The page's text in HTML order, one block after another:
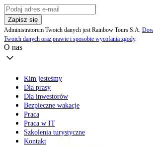
Zapisz się
Administratorem Twoich danych jest Rainbow Tours S.A.
Twoich danych oraz prawie i sposobie wycofania zgody.
O nas
Kim jesteśmy
Dla prasy
Dla inwestorów
Bezpieczne wakacje
Praca
Praca w IT
Szkolenia turystyczne
Kontakt